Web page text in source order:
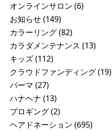
オンラインサロン (6)
お知らせ(149)
カラーリング(82)
カラダメンテナンス (13)
キッズ(112)
クラウドファンディング(19)
パーマ (27)
ハナヘナ (13)
プロギング(2)
ヘアドネーション (695)